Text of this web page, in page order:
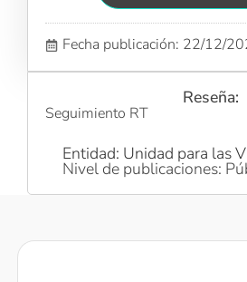
Fecha publicación: 22/12/
Reseña:
Seguimiento RT
Entidad: Unidad para las
Nivel de publicaciones: